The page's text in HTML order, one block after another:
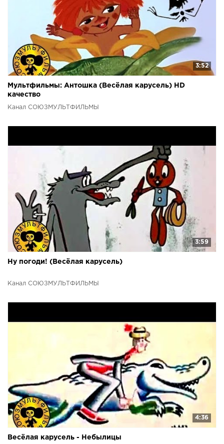
3:52
Мультфильмы: Антошка (Весёлая карусель) HD
качество
Канал СОЮЗМУЛЬТФИЛЬМЫ
3:59
Ну погоди! (Весёлая карусель)
Канал СОЮЗМУЛЬТФИЛЬМЫ
4:36
Весёлая карусель - Небылицы